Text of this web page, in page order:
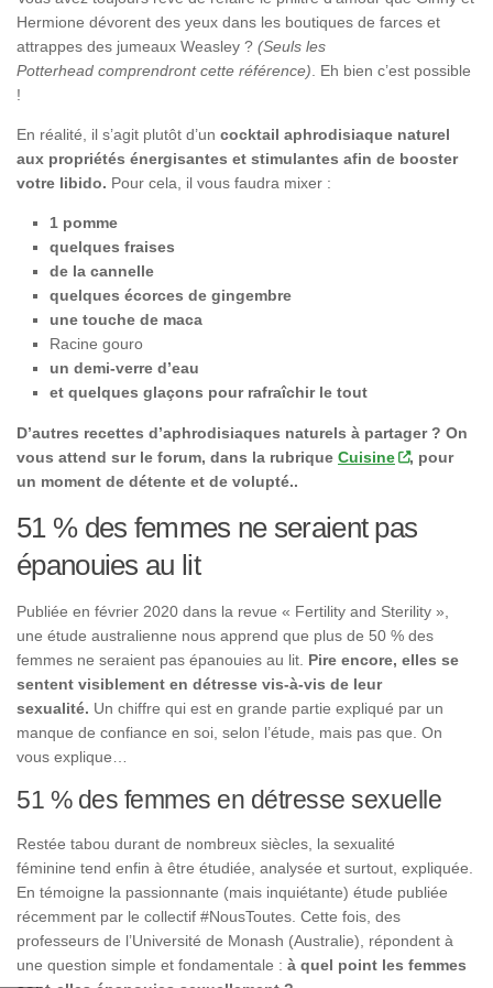
Hermione dévorent des yeux dans les boutiques de farces et
attrappes des jumeaux Weasley ? (Seuls les
Potterhead comprendront cette référence) . Eh bien c’est possible
!
En réalité, il s’agit plutôt d’un cocktail aphrodisiaque naturel
aux propriétés énergisantes et stimulantes afin de booster
votre libido. Pour cela, il vous faudra mixer :
1 pomme
quelques fraises
de la cannelle
quelques écorces de gingembre
une touche de maca
Racine gouro
un demi-verre d’eau
et quelques glaçons pour rafraîchir le tout
D’autres recettes d’aphrodisiaques naturels à partager ? On
vous attend sur le forum, dans la rubrique Cuisine
, pour
un moment de détente et de volupté..
51 % des femmes ne seraient pas
épanouies au lit
Publiée en février 2020 dans la revue « Fertility and Sterility »,
une étude australienne nous apprend que plus de 50 % des
femmes ne seraient pas épanouies au lit. Pire encore, elles se
sentent visiblement en détresse vis-à-vis de leur
sexualité. Un chiffre qui est en grande partie expliqué par un
manque de confiance en soi, selon l’étude, mais pas que. On
vous explique…
51 % des femmes en détresse sexuelle
Restée tabou durant de nombreux siècles, la sexualité
féminine tend enfin à être étudiée, analysée et surtout, expliquée.
En témoigne la passionnante (mais inquiétante) étude publiée
récemment par le collectif #NousToutes. Cette fois, des
professeurs de l’Université de Monash (Australie), répondent à
une question simple et fondamentale : à quel point les femmes